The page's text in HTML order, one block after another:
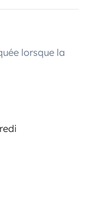
lorsque la